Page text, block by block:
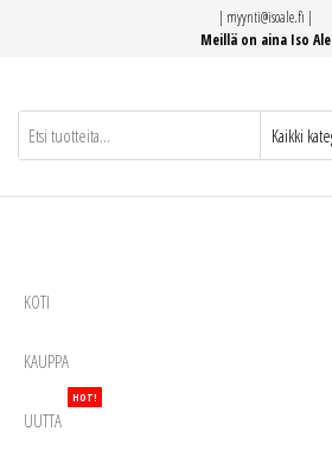
| myynti@isoale.fi |
Meillä on aina Iso Ale
KOTI
KAUPPA
UUTTA
HOT!